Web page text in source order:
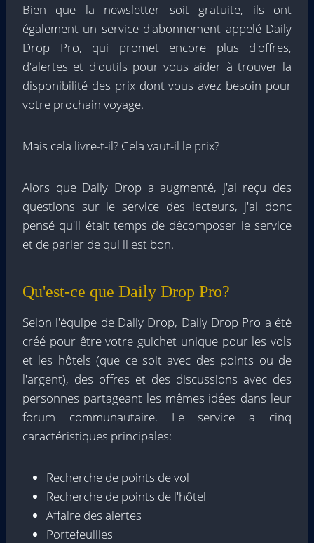
Bien que la newsletter soit gratuite, ils ont
également un service d'abonnement appelé Daily
Drop Pro, qui promet encore plus d'offres,
d'alertes et d'outils pour vous aider à trouver la
disponibilité des prix dont vous avez besoin pour
votre prochain voyage.
Mais cela livre-t-il? Cela vaut-il le prix?
Alors que Daily Drop a augmenté, j'ai reçu des
questions sur le service des lecteurs, j'ai donc
pensé qu'il était temps de décomposer le service
et de parler de qui il est bon.
Qu'est-ce que Daily Drop Pro?
Selon l'équipe de Daily Drop, Daily Drop Pro a été
créé pour être votre guichet unique pour les vols
et les hôtels (que ce soit avec des points ou de
l'argent), des offres et des discussions avec des
personnes partageant les mêmes idées dans leur
forum communautaire. Le service a cinq
caractéristiques principales:
Recherche de points de vol
Recherche de points de l'hôtel
Affaire des alertes
Portefeuilles